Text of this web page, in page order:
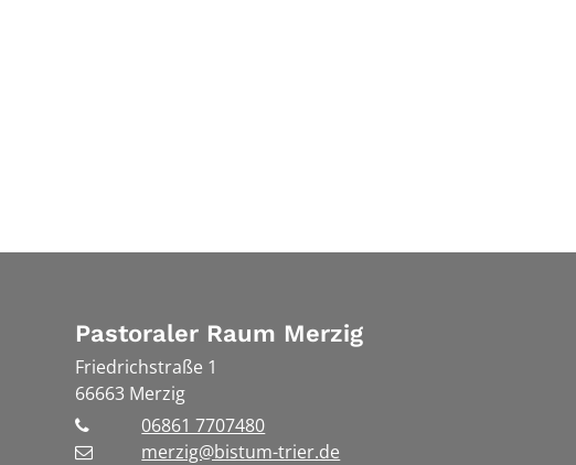
Pastoraler Raum Merzig
Friedrichstraße 1
66663 Merzig
06861 7707480
merzig@bistum-trier.de